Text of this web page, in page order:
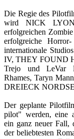
Die Regie des
wird NICK LYON
erfolgreichen
erfolgreiche
internationale
IV, THEY FOUND
Trejo und LeVar
Rhames, Taryn
DREIECK
Der geplante
pilot" werden, eine
ein ganz neuer Fall,
der beliebtesten